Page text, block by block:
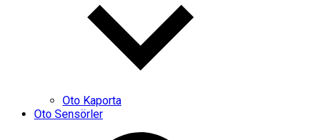
Oto Kaporta
Oto Sensörler